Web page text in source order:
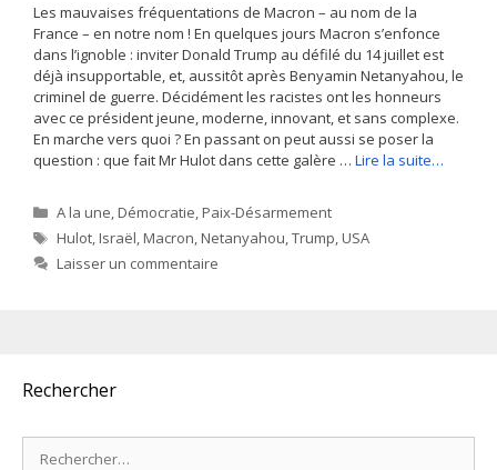
Les mauvaises fréquentations de Macron – au nom de la
France – en notre nom ! En quelques jours Macron s’enfonce
dans l’ignoble : inviter Donald Trump au défilé du 14 juillet est
déjà insupportable, et, aussitôt après Benyamin Netanyahou, le
criminel de guerre. Décidément les racistes ont les honneurs
avec ce président jeune, moderne, innovant, et sans complexe.
En marche vers quoi ? En passant on peut aussi se poser la
question : que fait Mr Hulot dans cette galère … Lire la suite…
Catégories
A la une,Démocratie,Paix-Désarmement
Étiquettes
Hulot,Israël,Macron,Netanyahou,Trump,USA
Laisser un commentaire
Rechercher